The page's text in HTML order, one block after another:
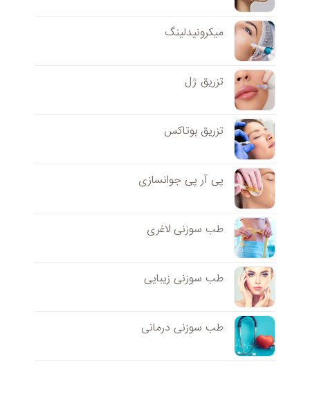
میکرونیدلینگ
تزریق ژل
تزریق بوتاکس
پی آر پی جوانسازی
طب سوزنی لاغری
طب سوزنی زیبایی
طب سوزنی درمانی